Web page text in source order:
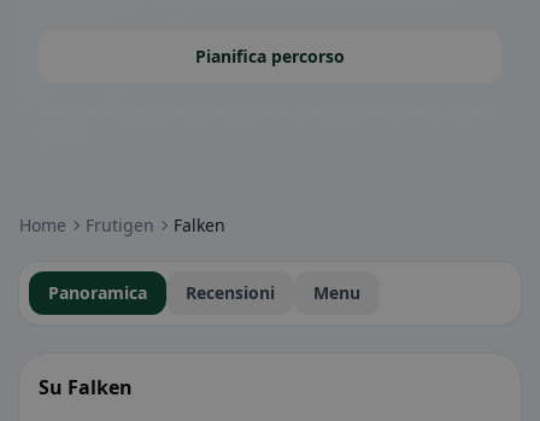
Pianifica percorso
Home Frutigen Falken
Panoramica Recensioni Menu
Su Falken